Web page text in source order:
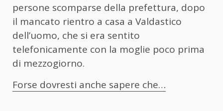
persone scomparse della prefettura, dopo
il mancato rientro a casa a Valdastico
dell’uomo, che si era sentito
telefonicamente con la moglie poco prima
di mezzogiorno.
Forse dovresti anche sapere che…